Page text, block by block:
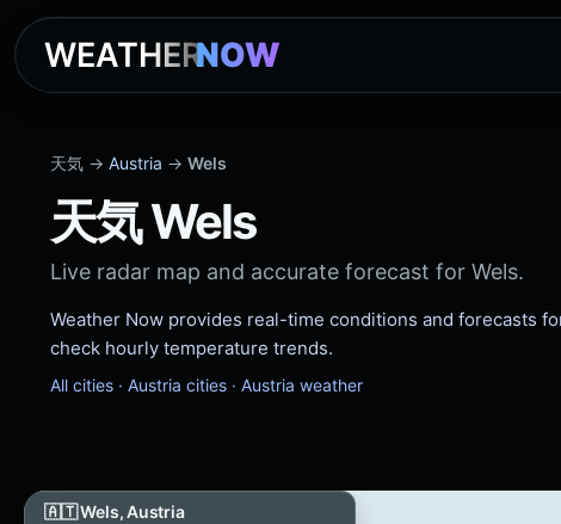
WEATHERNOW
天気 → Austria → Wels
天気 Wels
Live radar map and accurate forecast for Wels.
Weather Now provides real-time conditions and forecasts
check hourly temperature trends.
All cities · Austria cities · Austria weather
🇦🇹 Wels, Austria